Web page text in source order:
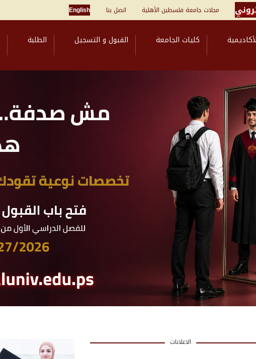
مجلات جامعة فلسطين الأهلية اتصل بنا English
كليات الجامعة القبول و التسجيل الطلبة
الاعلانات